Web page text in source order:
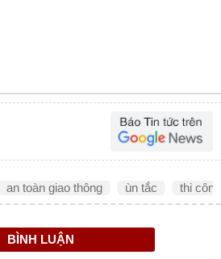
an toàn giao thông ùn tắc thi công
BÌNH LUẬN